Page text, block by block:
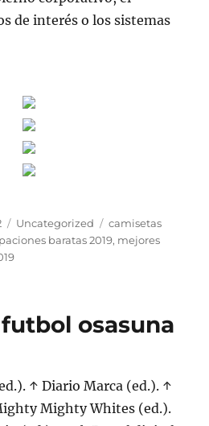
de interés o los sistemas
Categorías
Uncategorized Etiquetas
camisetas
baratas 2019, mejores
osasuna
↑ Diario Marca (ed.). ↑
Mighty Whites (ed.).